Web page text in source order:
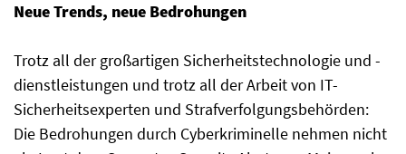
Neue Trends, neue Bedrohungen
Trotz all der großartigen Sicherheitstechnologie und -
dienstleistungen und trotz all der Arbeit von IT-
Sicherheitsexperten und Strafverfolgungsbehörden:
Die Bedrohungen durch Cyberkriminelle nehmen nicht